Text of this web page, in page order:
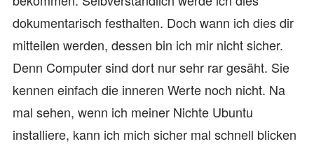
dokumentarisch festhalten. Doch wann ich dies dir
mitteilen werden, dessen bin ich mir nicht sicher.
Denn Computer sind dort nur sehr rar gesäht. Sie
kennen einfach die inneren Werte noch nicht. Na
mal sehen, wenn ich meiner Nichte Ubuntu
installiere, kann ich mich sicher mal schnell blicken